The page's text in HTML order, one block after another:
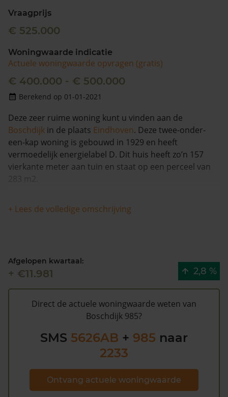
Vraagprijs
€ 525.000
Woningwaarde indicatie
Actuele woningwaarde opvragen (gratis)
€ 400.000 - € 500.000
Berekend op 01-01-2021
Deze zeer ruime woning kunt u vinden aan de
Boschdijk in de plaats Eindhoven. Deze twee-onder-
een-kap woning is gebouwd in 1929 en heeft
vermoedelijk energielabel D. Dit huis heeft zo’n 157
vierkante meter aan tuin en staat op een perceel van
283 m2.
Dit huis is in 2019 voor het laatst verkocht en is in de
afgelopen 12 maanden met meer dan 9% in waarde
De gemeentelijke WOZ waarde van Boschdijk 985 is
€303.000 (2020). Volgens Kadasterdata is de kans laag
dat deze waarde te hoog is en dat er bespaard zou
kunnen worden op de gemeentelijke belastingen. Met
gratis WOZ alarmbent u elk jaar op de hoogte van
Schrijf uhiergratis in.
+ Lees de volledige omschrijving
Afgelopen kwartaal:
+ €11.981 2,8 %
Direct de actuele woningwaarde weten van
Boschdijk 985?
SMS 5626AB + 985 naar
2233
Ontvang actuele woningwaarde